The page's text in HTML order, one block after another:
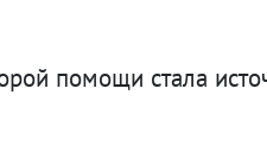
помощи стала